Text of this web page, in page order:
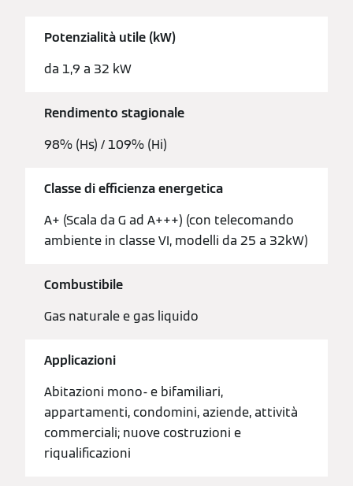
Potenzialità utile (kW)
da 1,9 a 32 kW
Rendimento stagionale
98% (Hs) / 109% (Hi)
Classe di efficienza energetica
A+ (Scala da G ad A+++) (con telecomando
ambiente in classe VI, modelli da 25 a 32kW)
Combustibile
Gas naturale e gas liquido
Applicazioni
Abitazioni mono- e bifamiliari,
appartamenti, condomini, aziende, attività
commerciali; nuove costruzioni e
riqualificazioni